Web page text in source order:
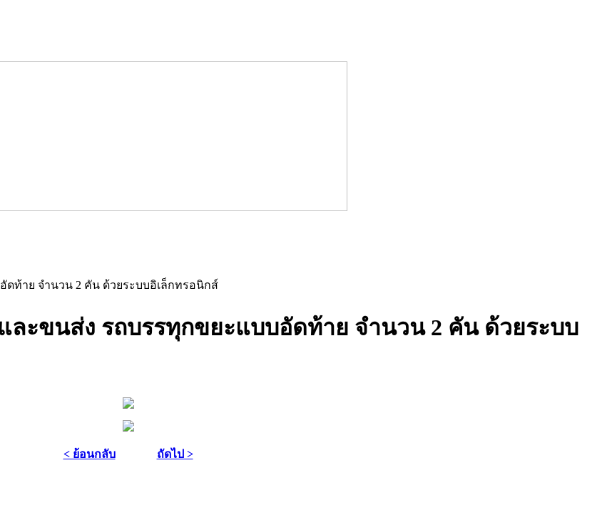
ท้าย จำนวน 2 คัน ด้วยระบบอิเล็กทรอนิกส์
ะขนส่ง รถบรรทุกขยะแบบอัดท้าย จำนวน 2 คัน ด้วยระบบ
< ย้อนกลับ
ถัดไป >